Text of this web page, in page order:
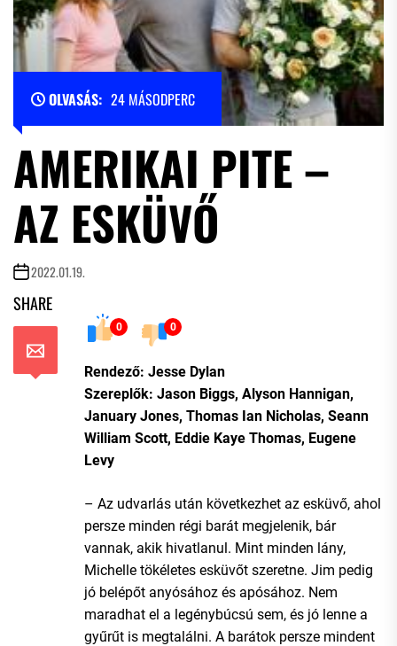
OLVASÁS: 24 MÁSODPERC
AMERIKAI PITE –
AZ ESKÜVŐ
2022.01.19.
SHARE
0 0
Rendező: Jesse Dylan
Szereplők: Jason Biggs, Alyson Hannigan,
January Jones, Thomas Ian Nicholas, Seann
William Scott, Eddie Kaye Thomas, Eugene
Levy
– Az udvarlás után következhet az esküvő, ahol
persze minden régi barát megjelenik, bár
vannak, akik hivatlanul. Mint minden lány,
Michelle tökéletes esküvőt szeretne. Jim pedig
jó belépőt anyósához és apósához. Nem
maradhat el a legénybúcsú sem, és jó lenne a
gyűrűt is megtalálni. A barátok persze mindent